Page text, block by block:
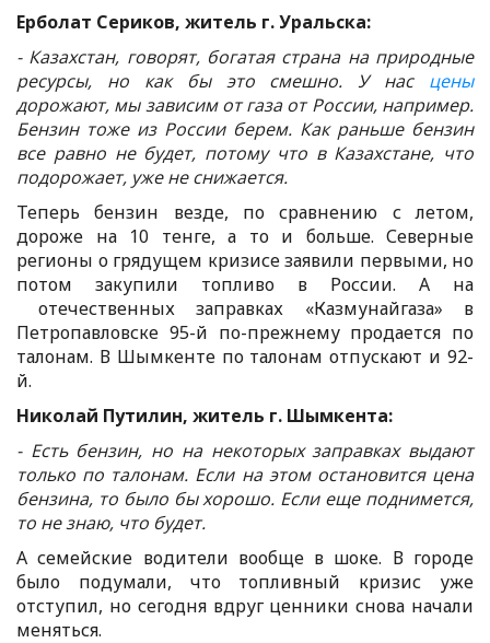
Ерболат Сериков, житель г. Уральска:
- Казахстан, говорят, богатая страна на природные
ресурсы, но как бы это смешно. У нас цены
дорожают, мы зависим от газа от России, например.
Бензин тоже из России берем. Как раньше бензин
все равно не будет, потому что в Казахстане, что
подорожает, уже не снижается.
Теперь бензин везде, по сравнению с летом,
дороже на 10 тенге, а то и больше. Северные
регионы о грядущем кризисе заявили первыми, но
потом закупили топливо в России. А на
отечественных заправках «Казмунайгаза» в
Петропавловске 95-й по-прежнему продается по
талонам. В Шымкенте по талонам отпускают и 92-
й.
Николай Путилин, житель г. Шымкента:
- Есть бензин, но на некоторых заправках выдают
только по талонам. Если на этом остановится цена
бензина, то было бы хорошо. Если еще поднимется,
то не знаю, что будет.
А семейские водители вообще в шоке. В городе
было подумали, что топливный кризис уже
отступил, но сегодня вдруг ценники снова начали
меняться.